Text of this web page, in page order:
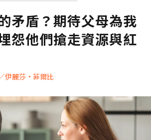
矛盾？期待父母為我
怨他們搶走資源與紅
伊麗莎•菲爾比